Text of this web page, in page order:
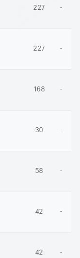
227 -
227 -
168 -
30 -
58 -
42 -
42 -